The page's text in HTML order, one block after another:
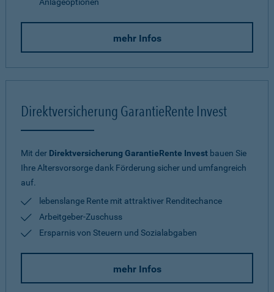
mehr Infos
Direktversicherung GarantieRente Invest
Mit der Direktversicherung GarantieRente Invest bauen Sie
Ihre Altersvorsorge dank Förderung sicher und umfangreich
auf.
lebenslange Rente mit attraktiver Renditechance
Arbeitgeber-Zuschuss
Ersparnis von Steuern und Sozialabgaben
mehr Infos